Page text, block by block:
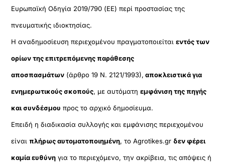
Ευρωπαϊκή Οδηγία 2019/790 (ΕΕ) περί προστασίας της
πνευματικής ιδιοκτησίας.
Η αναδημοσίευση περιεχομένου πραγματοποιείταιεντός των
ορίων της επιτρεπόμενης παράθεσης
αποσπασμάτων (άρθρο 19 Ν. 2121/1993), αποκλειστικά για
ενημερωτικούς σκοπούς, με αυτόματηεμφάνιση της πηγής
και συνδέσμου προς το αρχικό δημοσίευμα.
Επειδή η διαδικασία συλλογής και εμφάνισης περιεχομένου
είναιπλήρως αυτοματοποιημένη, το Agrotikes.gr δεν φέρει
καμία ευθύνη για το περιεχόμενο, την ακρίβεια, τις απόψεις ή